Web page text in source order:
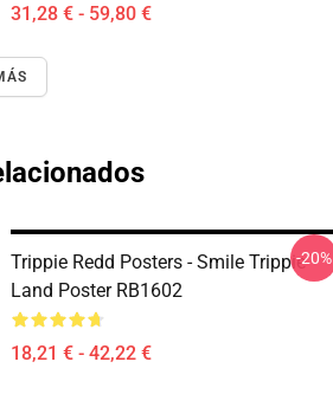
31,28 € - 59,80 €
Trippie Redd Posters - Smile Trippie
Land Poster RB1602
18,21 € - 42,22 €
-20%